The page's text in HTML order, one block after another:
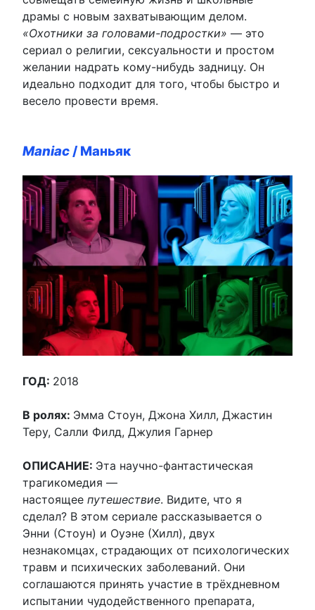
драмы с новым захватывающим делом.
«Охотники за головами-подростки» — это
сериал о религии, сексуальности и простом
желании надрать кому-нибудь задницу. Он
идеально подходит для того, чтобы быстро и
весело провести время.
Maniac / Маньяк
ГОД: 2018
В ролях: Эмма Стоун, Джона Хилл, Джастин
Теру, Салли Филд, Джулия Гарнер
ОПИСАНИЕ: Эта научно-фантастическая
трагикомедия —
настоящее путешествие. Видите, что я
сделал? В этом сериале рассказывается о
Энни (Стоун) и Оуэне (Хилл), двух
незнакомцах, страдающих от психологических
травм и психических заболеваний. Они
соглашаются принять участие в трёхдневном
испытании чудодейственного препарата,